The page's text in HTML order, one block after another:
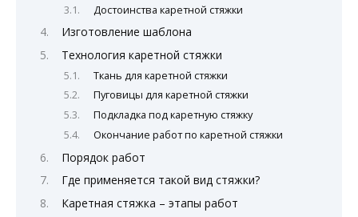
Достоинства каретной стяжки
Изготовление шаблона
Технология каретной стяжки
Ткань для каретной стяжки
Пуговицы для каретной стяжки
Подкладка под каретную стяжку
Окончание работ по каретной стяжки
Порядок работ
Где применяется такой вид стяжки?
Каретная стяжка – этапы работ